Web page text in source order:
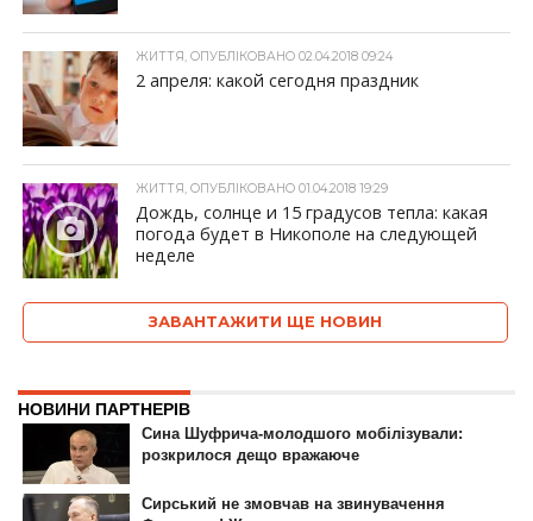
ЖИТТЯ, ОПУБЛІКОВАНО 02.04.2018 09:24
2 апреля: какой сегодня праздник
ЖИТТЯ, ОПУБЛІКОВАНО 01.04.2018 19:29
Дождь, солнце и 15 градусов тепла: какая
погода будет в Никополе на следующей
неделе
ЗАВАНТАЖИТИ ЩЕ НОВИН